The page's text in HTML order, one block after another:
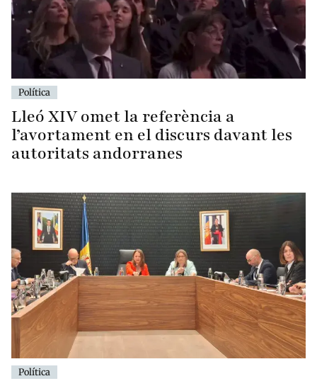
Política
Lleó XIV omet la referència a
l’avortament en el discurs davant les
autoritats andorranes
Política